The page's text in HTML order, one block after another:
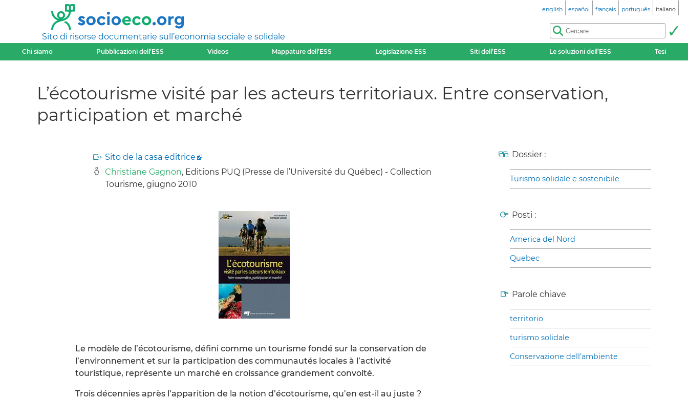
Sito di risorse documentarie sull’economia sociale e solidale
english español français português italiano
Chi siamo Pubblicazioni dell’ESS Videos Mappature dell’ESS Legislazione ESS Siti dell’ESS Le soluzioni dell’ESS Tesi
L’écotourisme visité par les acteurs territoriaux. Entre conservation,
participation et marché
Sito de la casa editrice
Christiane Gagnon, Editions PUQ (Presse de l’Université du Québec) - Collection
Tourisme, giugno 2010
Le modèle de l’écotourisme, défini comme un tourisme fondé sur la conservation de
l’environnement et sur la participation des communautés locales à l’activité
touristique, représente un marché en croissance grandement convoité.
Trois décennies après l’apparition de la notion d’écotourisme, qu’en est-il au juste ?
Dossier :
Turismo solidale e sostenibile
Posti :
America del Nord
Quebec
Parole chiave
territorio
turismo solidale
Conservazione dell’ambiente